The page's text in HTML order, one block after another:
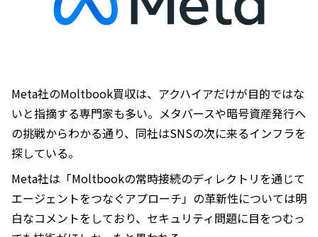
Meta社のMoltbook買収は、アクハイアだけが目的ではな
いと指摘する専門家も多い。メタバースや暗号資産発行へ
の挑戦からわかる通り、同社はSNSの次に来るインフラを
探している。
Meta社は「Moltbookの常時接続のディレクトリを通じて
エージェントをつなぐアプローチ」の革新性については明
白なコメントをしており、セキュリティ問題に目をつむっ